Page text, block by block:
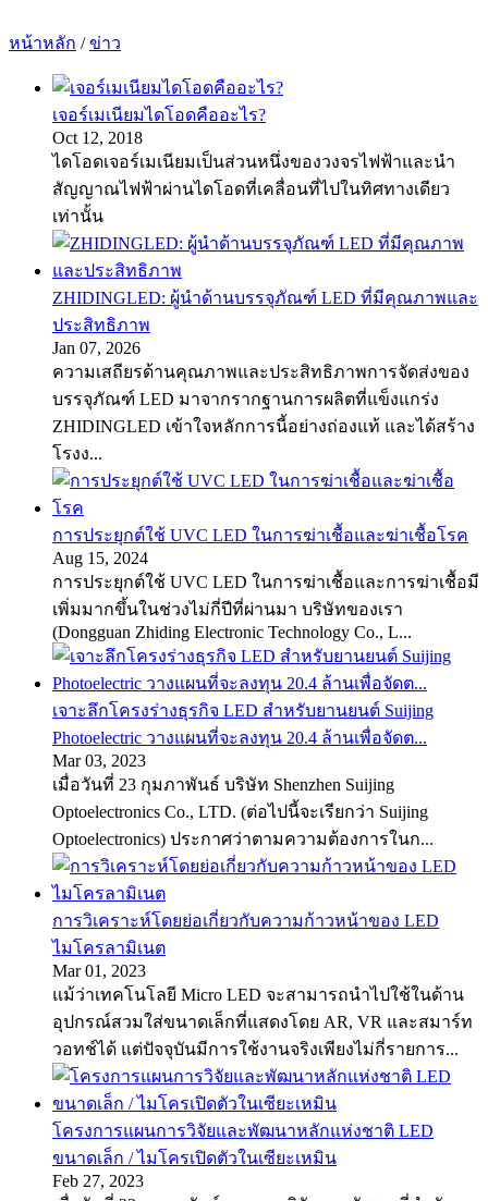
หน้าหลัก /ข่าว
เจอร์เมเนียมไดโอดคืออะไร?
Oct 12, 2018
ไดโอดเจอร์เมเนียมเป็นส่วนหนึ่งของวงจรไฟฟ้าและนำ
สัญญาณไฟฟ้าผ่านไดโอดที่เคลื่อนที่ไปในทิศทางเดียว
เท่านั้น
ZHIDINGLED: ผู้นำด้านบรรจุภัณฑ์ LED ที่มีคุณภาพและ
ประสิทธิภาพ
Jan 07, 2026
ความเสถียรด้านคุณภาพและประสิทธิภาพการจัดส่งของ
บรรจุภัณฑ์ LED มาจากรากฐานการผลิตที่แข็งแกร่ง
ZHIDINGLED เข้าใจหลักการนี้อย่างถ่องแท้ และได้สร้าง
โรงง...
การประยุกต์ใช้ UVC LED ในการฆ่าเชื้อและฆ่าเชื้อโรค
Aug 15, 2024
การประยุกต์ใช้ UVC LED ในการฆ่าเชื้อและการฆ่าเชื้อมี
เพิ่มมากขึ้นในช่วงไม่กี่ปีที่ผ่านมา บริษัทของเรา
(Dongguan Zhiding Electronic Technology Co., L...
เจาะลึกโครงร่างธุรกิจ LED สำหรับยานยนต์ Suijing
Photoelectric วางแผนที่จะลงทุน 20.4 ล้านเพื่อจัดต...
Mar 03, 2023
เมื่อวันที่ 23 กุมภาพันธ์ บริษัท Shenzhen Suijing
Optoelectronics Co., LTD. (ต่อไปนี้จะเรียกว่า Suijing
Optoelectronics) ประกาศว่าตามความต้องการในก...
การวิเคราะห์โดยย่อเกี่ยวกับความก้าวหน้าของ LED
ไมโครลามิเนต
Mar 01, 2023
แม้ว่าเทคโนโลยี Micro LED จะสามารถนำไปใช้ในด้าน
อุปกรณ์สวมใส่ขนาดเล็กที่แสดงโดย AR, VR และสมาร์ท
วอทช์ได้ แต่ปัจจุบันมีการใช้งานจริงเพียงไม่กี่รายการ...
โครงการแผนการวิจัยและพัฒนาหลักแห่งชาติ LED
ขนาดเล็ก / ไมโครเปิดตัวในเซียะเหมิน
Feb 27, 2023